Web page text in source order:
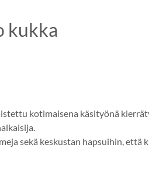
kukka
kotimaisena käsityönä
sekä keskustan hapsuihin, että